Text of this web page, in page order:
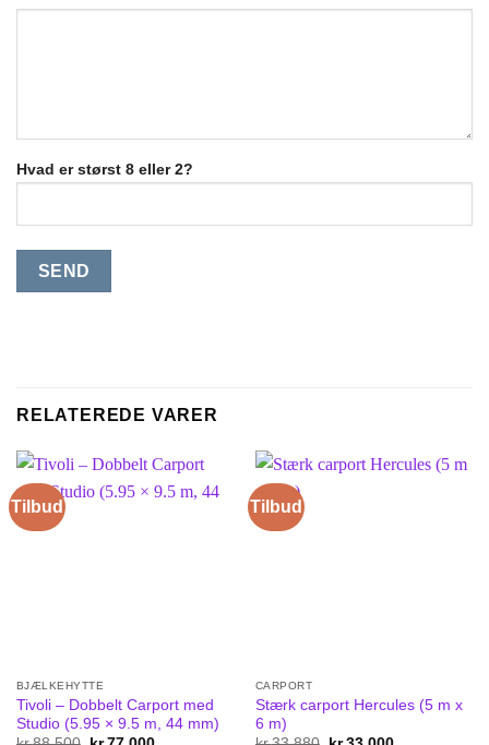
Hvad er størst 8 eller 2?
RELATEREDE VARER
Tilbud
BJÆLKEHYTTE
Tivoli – Dobbelt Carport med
Studio (5.95 × 9.5 m, 44 mm)
Tilbud
CARPORT
Stærk carport Hercules (5 m x
6 m)